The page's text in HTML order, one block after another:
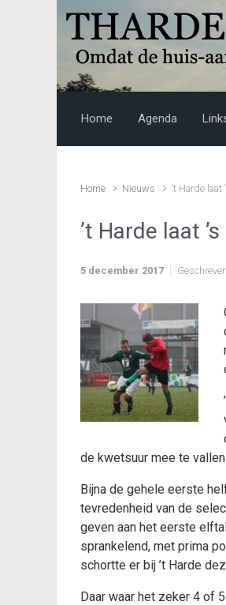
Skip to main content
Home Agenda
Home Nieuws ’t Harde
’t Harde laat
5 december 2017
de kwetsuur mee te
Bijna de gehele eerste
tevredenheid van de
geven aan het eerste
sprankelend, met prima
schortte er bij ’t Harde
Daar waar het zeker 4 of